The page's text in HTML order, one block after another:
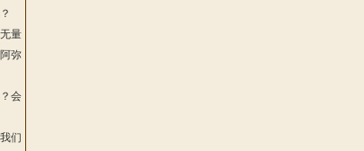
量
弥
会
们